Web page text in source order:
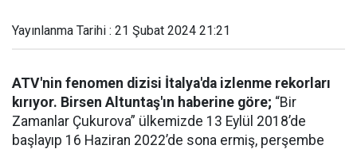
Yayınlanma Tarihi : 21 Şubat 2024 21:21
ATV'nin fenomen dizisi İtalya'da izlenme rekorları
kırıyor. Birsen Altuntaş'ın haberine göre; “Bir
Zamanlar Çukurova” ülkemizde 13 Eylül 2018’de
başlayıp 16 Haziran 2022’de sona ermiş, perşembe